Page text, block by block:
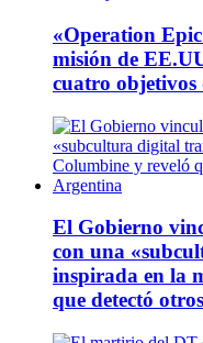
«Operation
misión de
cuatro objetivos
El Gobierno
con una
inspirada en la
que detectó